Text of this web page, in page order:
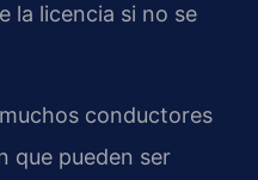
la licencia si no se
conductores
que pueden ser